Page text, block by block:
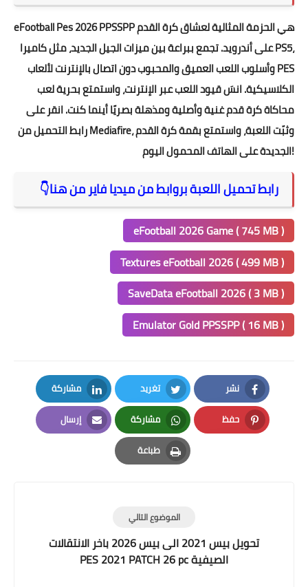
eFootball Pes 2026 PPSSPP هي الحزمة المثالية لعشاق كرة القدم
على أندرويد. تجمع ببراعة بين ميزات الجيل الجديد، مثل كاميرا PS5،
وأسلوب اللعب العميق والمحبوب دون اتصال بالإنترنت لألعاب PES
الكلاسيكية. انسَ قيود اللعب عبر الإنترنت، واستمتع بحرية لعب
محاكاة كرة قدم غنية وأصلية ومذهلة بصريًا أينما كنت. انقر على
رابط التحميل من Mediafire، وثبّت اللعبة، واستمتع بقمة كرة القدم
الجديدة على الهاتف المحمول اليوم!
رابط تحميل اللعبة بروابط من ميديا فاير من هنا👇
eFootball 2026 Game ( 745 MB )
Textures eFootball 2026 ( 499 MB )
SaveData eFootball 2026 ( 3 MB )
Emulator Gold PPSSPP ( 16 MB )
نشر
Facebook
تغريد
Twitter
مشاركة
LinkedIn
حفظ
Pinterest
مشاركة
Whatsapp
إرسال
Email
طباعة
Print
الموضوع التالي
تحويل بيس 2021 الى بيس 2026 باخر الانتقالات
الصيفية PES 2021 PATCH 26 pc